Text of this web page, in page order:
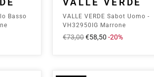
Basso
VALLE VERDE Sabot Uomo -
VH32950IG Marrone
Prezzo
€73,00Prezzo
€58,50-20%